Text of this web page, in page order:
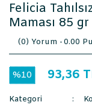
Felicia
Maması 85
(0) Yorum -0.00
%10 93,36
Kategori